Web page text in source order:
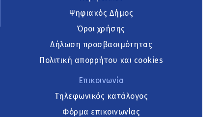
Ψηφιακός Δήμος
Όροι χρήσης
Δήλωση προσβασιμότητας
Πολιτική απορρήτου και cookies
Επικοινωνία
Τηλεφωνικός κατάλογος
Φόρμα επικοινωνίας